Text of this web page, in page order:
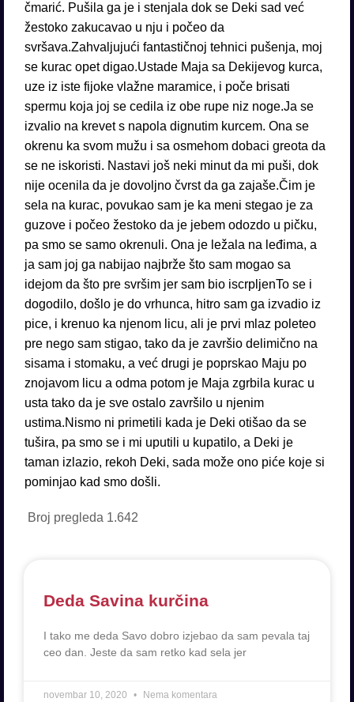
čmarić. Pušila ga je i stenjala dok se Deki sad već
žestoko zakucavao u nju i počeo da
svršava.Zahvaljujući fantastičnoj tehnici pušenja, moj
se kurac opet digao.Ustade Maja sa Dekijevog kurca,
uze iz iste fijoke vlažne maramice, i poče brisati
spermu koja joj se cedila iz obe rupe niz noge.Ja se
izvalio na krevet s napola dignutim kurcem. Ona se
okrenu ka svom mužu i sa osmehom dobaci greota da
se ne iskoristi. Nastavi još neki minut da mi puši, dok
nije ocenila da je dovoljno čvrst da ga zajaše.Čim je
sela na kurac, povukao sam je ka meni stegao je za
guzove i počeo žestoko da je jebem odozdo u pičku,
pa smo se samo okrenuli. Ona je ležala na leđima, a
ja sam joj ga nabijao najbrže što sam mogao sa
idejom da što pre svršim jer sam bio iscrpljenTo se i
dogodilo, došlo je do vrhunca, hitro sam ga izvadio iz
pice, i krenuo ka njenom licu, ali je prvi mlaz poleteo
pre nego sam stigao, tako da je završio delimično na
sisama i stomaku, a već drugi je poprskao Maju po
znojavom licu a odma potom je Maja zgrbila kurac u
usta tako da je sve ostalo završilo u njenim
ustima.Nismo ni primetili kada je Deki otišao da se
tušira, pa smo se i mi uputili u kupatilo, a Deki je
taman izlazio, rekoh Deki, sada može ono piće koje si
pominjao kad smo došli.
Broj pregleda 1.642
Deda Savina kurčina
I tako me deda Savo dobro izjebao da sam pevala taj
ceo dan. Jeste da sam retko kad sela jer
novembar 10, 2020 Nema komentara